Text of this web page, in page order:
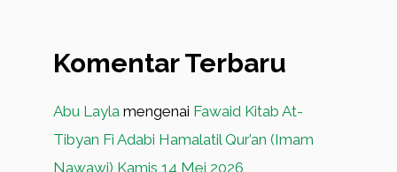
Komentar Terbaru
Abu Layla mengenai Fawaid Kitab At-
Tibyan Fi Adabi Hamalatil Qur’an (Imam
Nawawi) Kamis 14 Mei 2026